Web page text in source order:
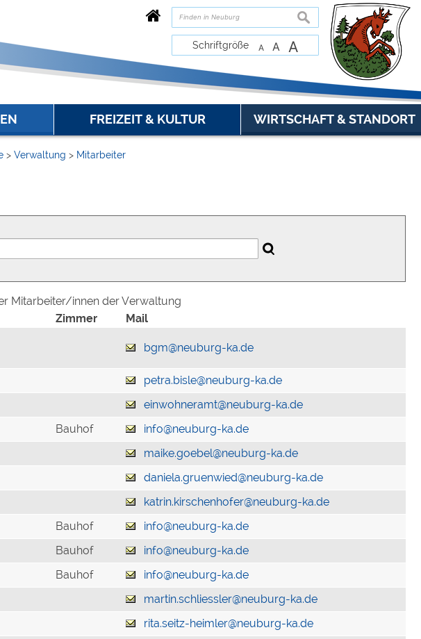
suchen
Schriftgröße A A A
FREIZEIT & KULTUR WIRTSCHAFT & STANDORT
> Verwaltung > Mitarbeiter
Mitarbeiter/innen der Verwaltung
Zimmer
Mail
bgm@neuburg-ka.de
petra.bisle@neuburg-ka.de
einwohneramt@neuburg-ka.de
Bauhof
info@neuburg-ka.de
maike.goebel@neuburg-ka.de
daniela.gruenwied@neuburg-ka.de
katrin.kirschenhofer@neuburg-ka.de
Bauhof
info@neuburg-ka.de
Bauhof
info@neuburg-ka.de
Bauhof
info@neuburg-ka.de
martin.schliessler@neuburg-ka.de
rita.seitz-heimler@neuburg-ka.de